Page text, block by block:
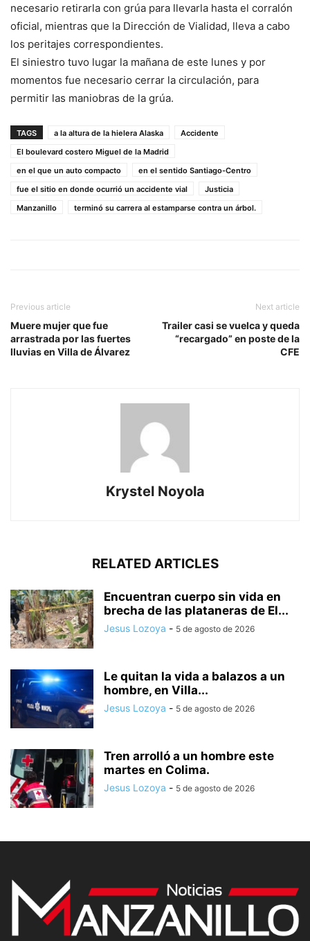
necesario retirarla con grúa para llevarla hasta el corralón
oficial, mientras que la Dirección de Vialidad, lleva a cabo
los peritajes correspondientes.
El siniestro tuvo lugar la mañana de este lunes y por
momentos fue necesario cerrar la circulación, para
permitir las maniobras de la grúa.
TAGS a la altura de la hielera Alaska
Accidente
El boulevard costero Miguel de la Madrid
en el que un auto compacto
en el sentido Santiago-Centro
fue el sitio en donde ocurrió un accidente vial
Justicia
Manzanillo
terminó su carrera al estamparse contra un árbol.
Previous article
Muere mujer que fue
arrastrada por las fuertes
lluvias en Villa de Álvarez
Next article
Trailer casi se vuelca y queda
“recargado” en poste de la
CFE
Krystel Noyola
RELATED ARTICLES
Encuentran cuerpo sin vida en
brecha de las plataneras de El...
Jesus Lozoya - 5 de agosto de 2026
Le quitan la vida a balazos a un
hombre, en Villa...
Jesus Lozoya - 5 de agosto de 2026
Tren arrolló a un hombre este
martes en Colima.
Jesus Lozoya - 5 de agosto de 2026